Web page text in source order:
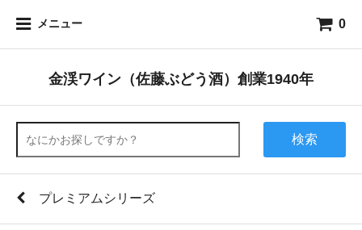
メニュー 0
金渓ワイン（佐藤ぶどう酒）創業1940年
検索
プレミアムシリーズ